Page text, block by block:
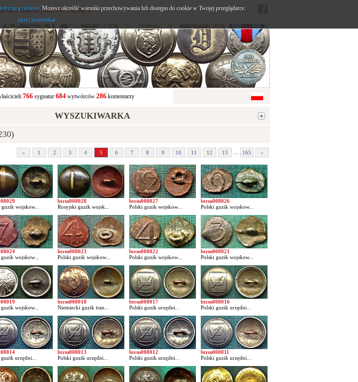
Kolekcjonerów Guzików
766sygnatur 684wytwórców 286komentarzy
WYSZUKIWARKA
« 1 2 3 4 5 6 7 8 9 10 11 12 13 165 »
wojskow...
btrm008028
Rosyjski guzik wojsk...
btrm008027
Polski guzik wojskow...
btrm008026
Polski guzik wojskow...
wojskow...
btrm008023
Polski guzik wojskow...
btrm008022
Polski guzik wojskow...
btrm008021
Polski guzik wojskow...
wojskow...
btrm008018
Niemiecki guzik tran...
btrm008017
Polski guzik urzędni...
btrm008016
Polski guzik urzędni...
urzędni...
btrm008013
Polski guzik urzędni...
btrm008012
Polski guzik urzędni...
btrm008011
Polski guzik urzędni...
cookies. Możesz określić warunki przechowywania lub dostępu do cookie w Twojej przeglądarce.
ukryj komunikat